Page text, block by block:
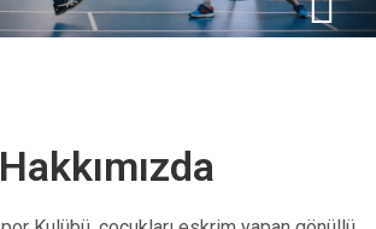
Hakkımızda